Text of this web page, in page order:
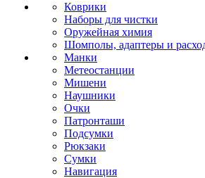
Коврики
Наборы для чистки
Оружейная химия
Шомполы, адаптеры и
Манки
Метеостанции
Мишени
Наушники
Очки
Патронташи
Подсумки
Рюкзаки
Сумки
Навигация